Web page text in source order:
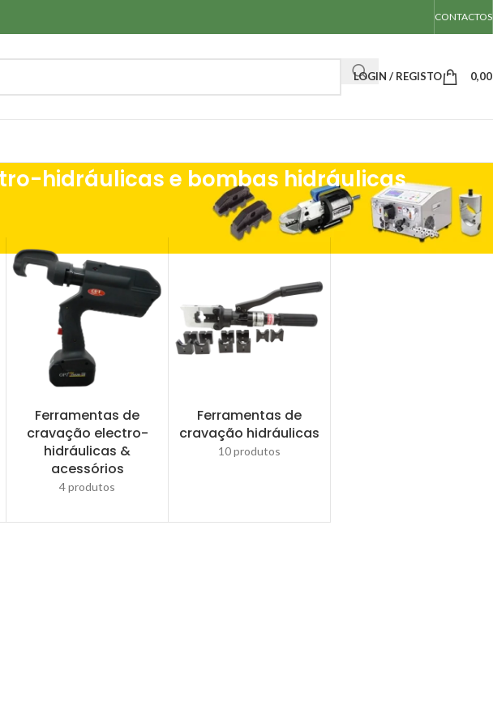
CONTACTOS
LOGIN / REGISTO
hidráulicas e bombas hidráulicas
de cravação hidráulicas, electro-hidráulicas e bombas hidráulicas
Ferramentas de
cravação electro-
hidráulicas &
acessórios
4 produtos
Ferramentas de
cravação hidráulicas
10 produtos